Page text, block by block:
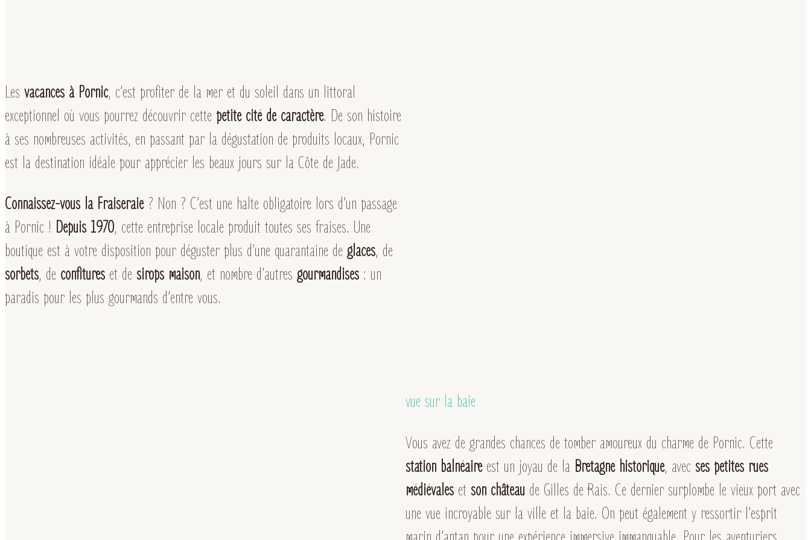
Les vacances à Pornic, c’est profiter de la mer et du soleil dans un littoral
exceptionnel où vous pourrez découvrir cette petite cité de caractère. De son histoire
à ses nombreuses activités, en passant par la dégustation de produits locaux, Pornic
est la destination idéale pour apprécier les beaux jours sur la Côte de Jade.
Connaissez-vous la Fraiseraie? Non ? C’est une halte obligatoire lors d’un passage
à Pornic ! Depuis 1970, cette entreprise locale produit toutes ses fraises. Une
boutique est à votre disposition pour déguster plus d’une quarantaine de glaces, de
sorbets, de confitures et de sirops maison, et nombre d’autres gourmandises : un
paradis pour les plus gourmands d’entre vous.
vue sur la baie
Vous avez de grandes chances de tomber amoureux du charme de Pornic. Cette
station balnéaireest un joyau de la Bretagne historique, avec ses petites rues
médiévales et son château de Gilles de Rais. Ce dernier surplombe le vieux port avec
une vue incroyable sur la ville et la baie. On peut également y ressortir l’esprit